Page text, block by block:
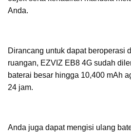
Anda.
Dirancang untuk dapat beroperasi
ruangan, EZVIZ EB8 4G sudah
baterai besar hingga 10,400 mAh
24 jam.
Anda juga dapat mengisi ulang